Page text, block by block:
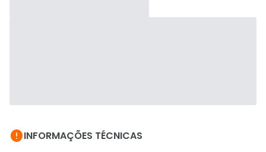
INFORMAÇÕES TÉCNICAS